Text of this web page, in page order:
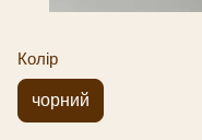
Колір
чорний